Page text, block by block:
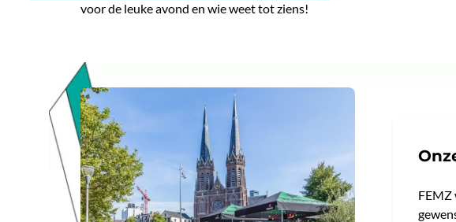
voor de leuke avond en wie weet tot ziens!
FEMZ